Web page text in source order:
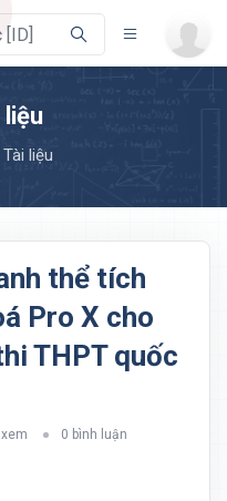
Tài liệu
thể tích
Pro X cho
THPT quốc
0 bình luận